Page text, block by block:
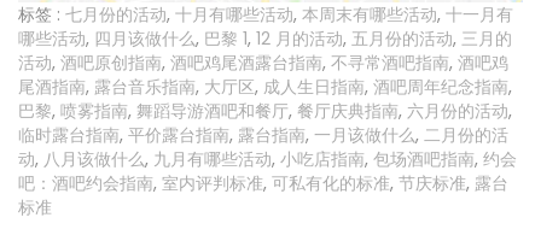
标签 : 七月份的活动, 十月有哪些活动, 本周末有哪些活动, 十一月有
哪些活动, 四月该做什么, 巴黎 1, 12 月的活动, 五月份的活动, 三月的
活动, 酒吧原创指南, 酒吧鸡尾酒露台指南, 不寻常酒吧指南, 酒吧鸡
尾酒指南, 露台音乐指南, 大厅区, 成人生日指南, 酒吧周年纪念指南,
巴黎, 喷雾指南, 舞蹈导游酒吧和餐厅, 餐厅庆典指南, 六月份的活动,
临时露台指南, 平价露台指南, 露台指南, 一月该做什么, 二月份的活
动, 八月该做什么, 九月有哪些活动, 小吃店指南, 包场酒吧指南, 约会
吧：酒吧约会指南, 室内评判标准, 可私有化的标准, 节庆标准, 露台
标准